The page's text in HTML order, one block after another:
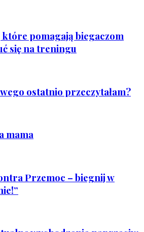
które pomagają biegaczom
się na treningu
ostatnio przeczytałam?
mama
Przemoc – biegnij w